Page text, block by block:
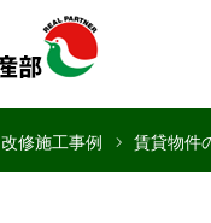
改修施工事例 賃貸物件